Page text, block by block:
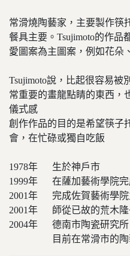
常滑燒陶藝家，主要製作筷
餐具主要。Tsujimoto的作品
愛圖案為主圖案，例如花朵
Tsujimoto說，比起很容易被
常重要的畫龍點睛的東西，
儀式感
創作作品的目的是希望筷子
會，在忙碌或獨自吃飯
1978年 生於神戶市
1999年 在薩加藝術學院完
2001年 完成佐賀藝術學院
2001年 師從已故的荒木隆
2004年 德南市陶瓷研究所
目前在常滑市的陶藝